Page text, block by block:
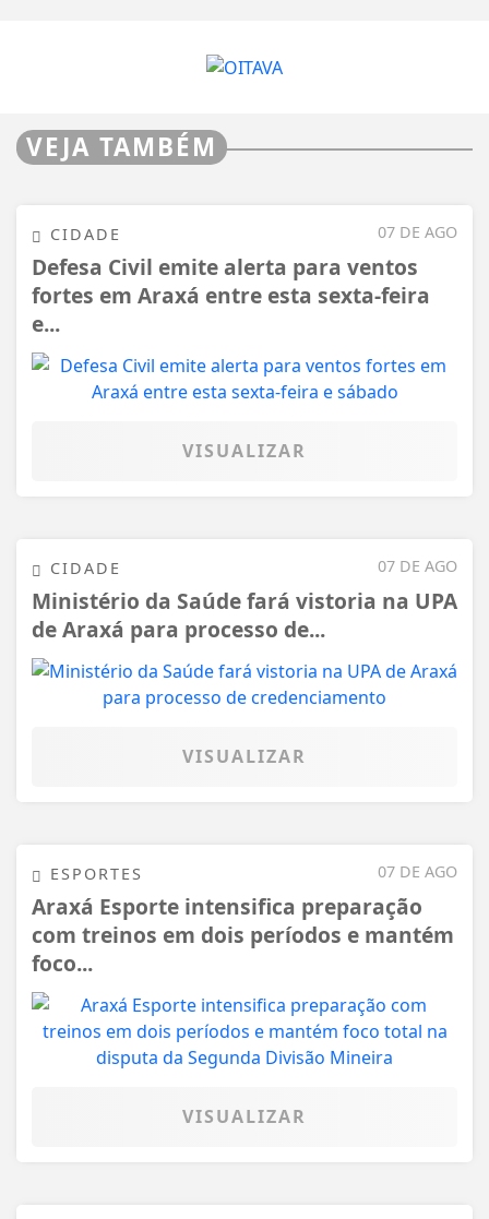
VEJA TAMBÉM
07 DE AGO
CIDADE
Defesa Civil emite alerta para ventos
fortes em Araxá entre esta sexta-feira
e...
VISUALIZAR
07 DE AGO
CIDADE
Ministério da Saúde fará vistoria na UPA
de Araxá para processo de...
VISUALIZAR
07 DE AGO
ESPORTES
Araxá Esporte intensifica preparação
com treinos em dois períodos e mantém
foco...
VISUALIZAR